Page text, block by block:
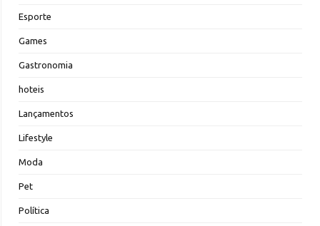
Esporte
Games
Gastronomia
hoteis
Lançamentos
Lifestyle
Moda
Pet
Política